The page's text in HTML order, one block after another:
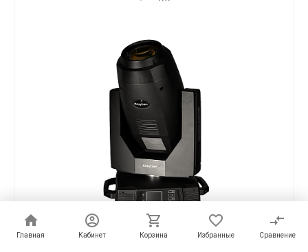
Главная Кабинет Корзина Избранные Сравнение
Главная Кабинет Корзина Избранные Сравнение